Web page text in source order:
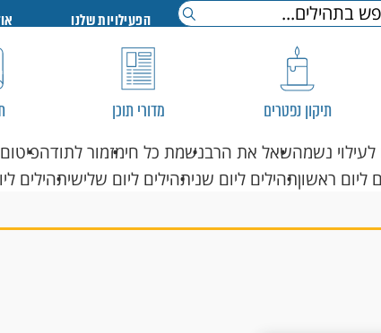
הפעילויות שלנו
תיקון נפטרים מדורי תוכן
לעילוי נשמהשאל את הרבנשמת כל חימזמור לתודה
ליום ראשוןתהילים ליום שניתהילים ליום שלישיתהילים